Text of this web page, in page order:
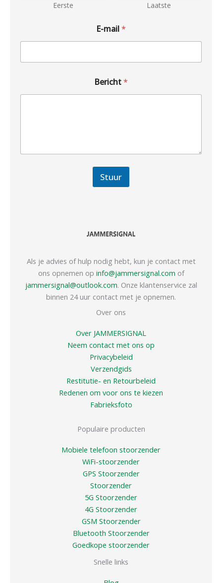
Eerste Laatste
E-mail*
Bericht*
Stuur
Als je advies of hulp nodig hebt, kun je contact met
ons opnemen op info@jammersignal.com of
jammersignal@outlook.com. Onze klantenservice zal
binnen 24 uur contact met je opnemen.
Over ons
Over JAMMERSIGNAL
Neem contact met ons op
Privacybeleid
Verzendgids
Restitutie- en Retourbeleid
Redenen om voor ons te kiezen
Fabrieksfoto
Populaire producten
Mobiele telefoon stoorzender
WiFi-stoorzender
GPS Stoorzender
Stoorzender
5G Stoorzender
4G Stoorzender
GSM Stoorzender
Bluetooth Stoorzender
Goedkope stoorzender
Snelle links